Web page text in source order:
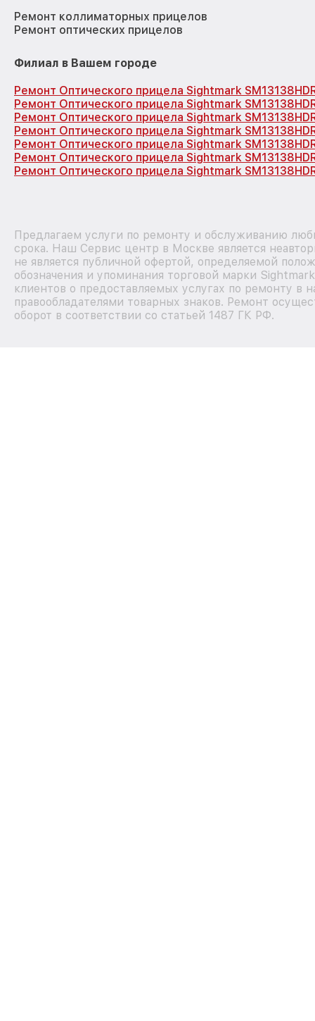
Ремонт коллиматорных прицелов
Ремонт оптических прицелов
Филиал в Вашем городе
Ремонт Оптического прицела Sightmark
Ремонт Оптического прицела Sightmark
Ремонт Оптического прицела Sightmark
Ремонт Оптического прицела Sightmark
Ремонт Оптического прицела Sightmark
Ремонт Оптического прицела Sightmark
Ремонт Оптического прицела Sightmark
Предлагаем услуги по ремонту и обслуживанию
срока. Наш Сервис центр в Москве является
не является публичной офертой, определяемой
обозначения и упоминания торговой марки
клиентов о предоставляемых услугах по ремонту в
правообладателями товарных знаков. Ремонт
оборот в соответствии со статьей 1487 ГК РФ.